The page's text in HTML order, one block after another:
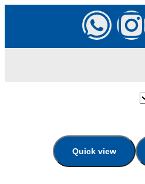
Quick view